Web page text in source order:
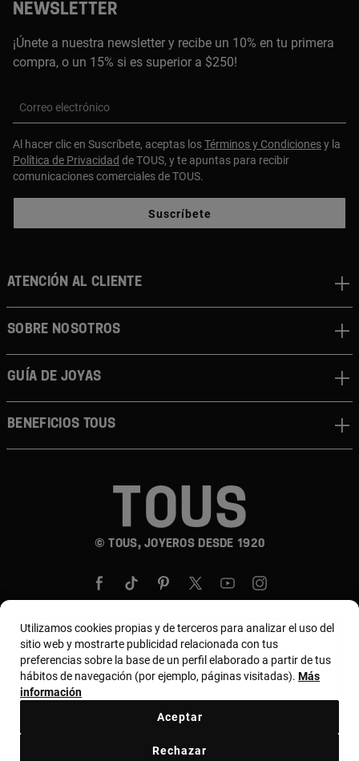
NEWSLETTER
¡Únete a nuestra newsletter y recibe un 10% en tu primera
compra, o un 15% si es superior a $250!
Correo electrónico
Al hacer clic en Suscríbete, aceptas losTérminos y Condicionesy la
Política de Privacidad de TOUS, y te apuntas para recibir
comunicaciones comerciales de TOUS.
Suscríbete
© TOUS, JOYEROS DESDE 1920
ATENCIÓN AL CLIENTE
SOBRE NOSOTROS
GUÍA DE JOYAS
BENEFICIOS TOUS
País y moneda:United States Of America / US
Dollar
Utilizamos cookies propias y de terceros para analizar el uso del
sitio web y mostrarte publicidad relacionada con tus
preferencias sobre la base de un perfil elaborado a partir de tus
hábitos de navegación (por ejemplo, páginas visitadas). Más
información
Rechazar
Aceptar